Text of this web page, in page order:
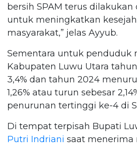
bersih SPAM terus dilakukan
untuk meningkatkan
masyarakat,” jelas Ayyub.
Sementara untuk penduduk
Kabupaten Luwu Utara
3,4% dan tahun 2024
1,26% atau turun sebesar
penurunan tertinggi ke-4 di
Di tempat terpisah Bupati
Putri Indriani saat menerima